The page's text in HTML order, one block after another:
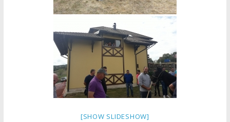
[SHOW SLIDESHOW]